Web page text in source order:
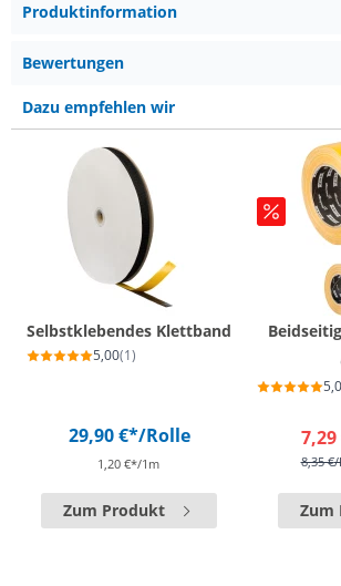
Produktinformation
Bewertungen
Dazu empfehlen wir
Selbstklebendes Klettband
5,00(1)
29,90 €*/Rolle
1,20 €*/1m
Zum Produkt
7,29
8,35 €/
Zum